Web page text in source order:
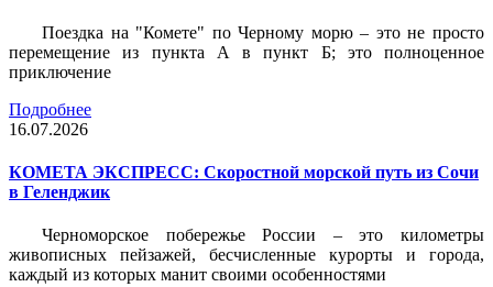
Поездка на "Комете" по Черному морю – это не просто
перемещение из пункта А в пункт Б; это полноценное
приключение
Подробнее
16.07.2026
КОМЕТА ЭКСПРЕСС: Скоростной морской путь из Сочи
в Геленджик
Черноморское побережье России – это километры
живописных пейзажей, бесчисленные курорты и города,
каждый из которых манит своими особенностями